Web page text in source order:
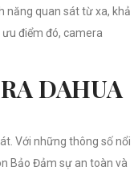
năng quan sát từ xa, khả
điểm đó, camera
DAHUA
Với những thông số nổi
Bảo Đảm sự an toàn và